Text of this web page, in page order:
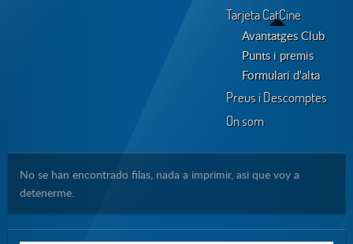
Tarjeta CatCine
Avantatges Club
Punts i premis
Formulari d'alta
Preus i Descomptes
On som
No se han encontrado filas, nada a imprimir, asi que voy a
detenerme.